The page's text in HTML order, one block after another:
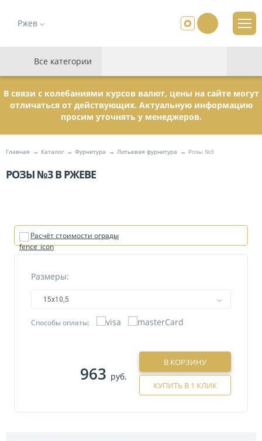
Ржев
Все категории
В связи с колебаниями курсов валют, цены на сайте могут
отличаться от действующих. Актуальную информацию
просим уточнять у менеджеров.
Главная Каталог Фурнитура Литьевая фурнитура Розы №3
РОЗЫ №3 В РЖЕВЕ
Расчёт стоимости ограды
Размеры:
15х10,5
Способы оплаты:
963 руб.
В КОРЗИНУ
КУПИТЬ В 1 КЛИК